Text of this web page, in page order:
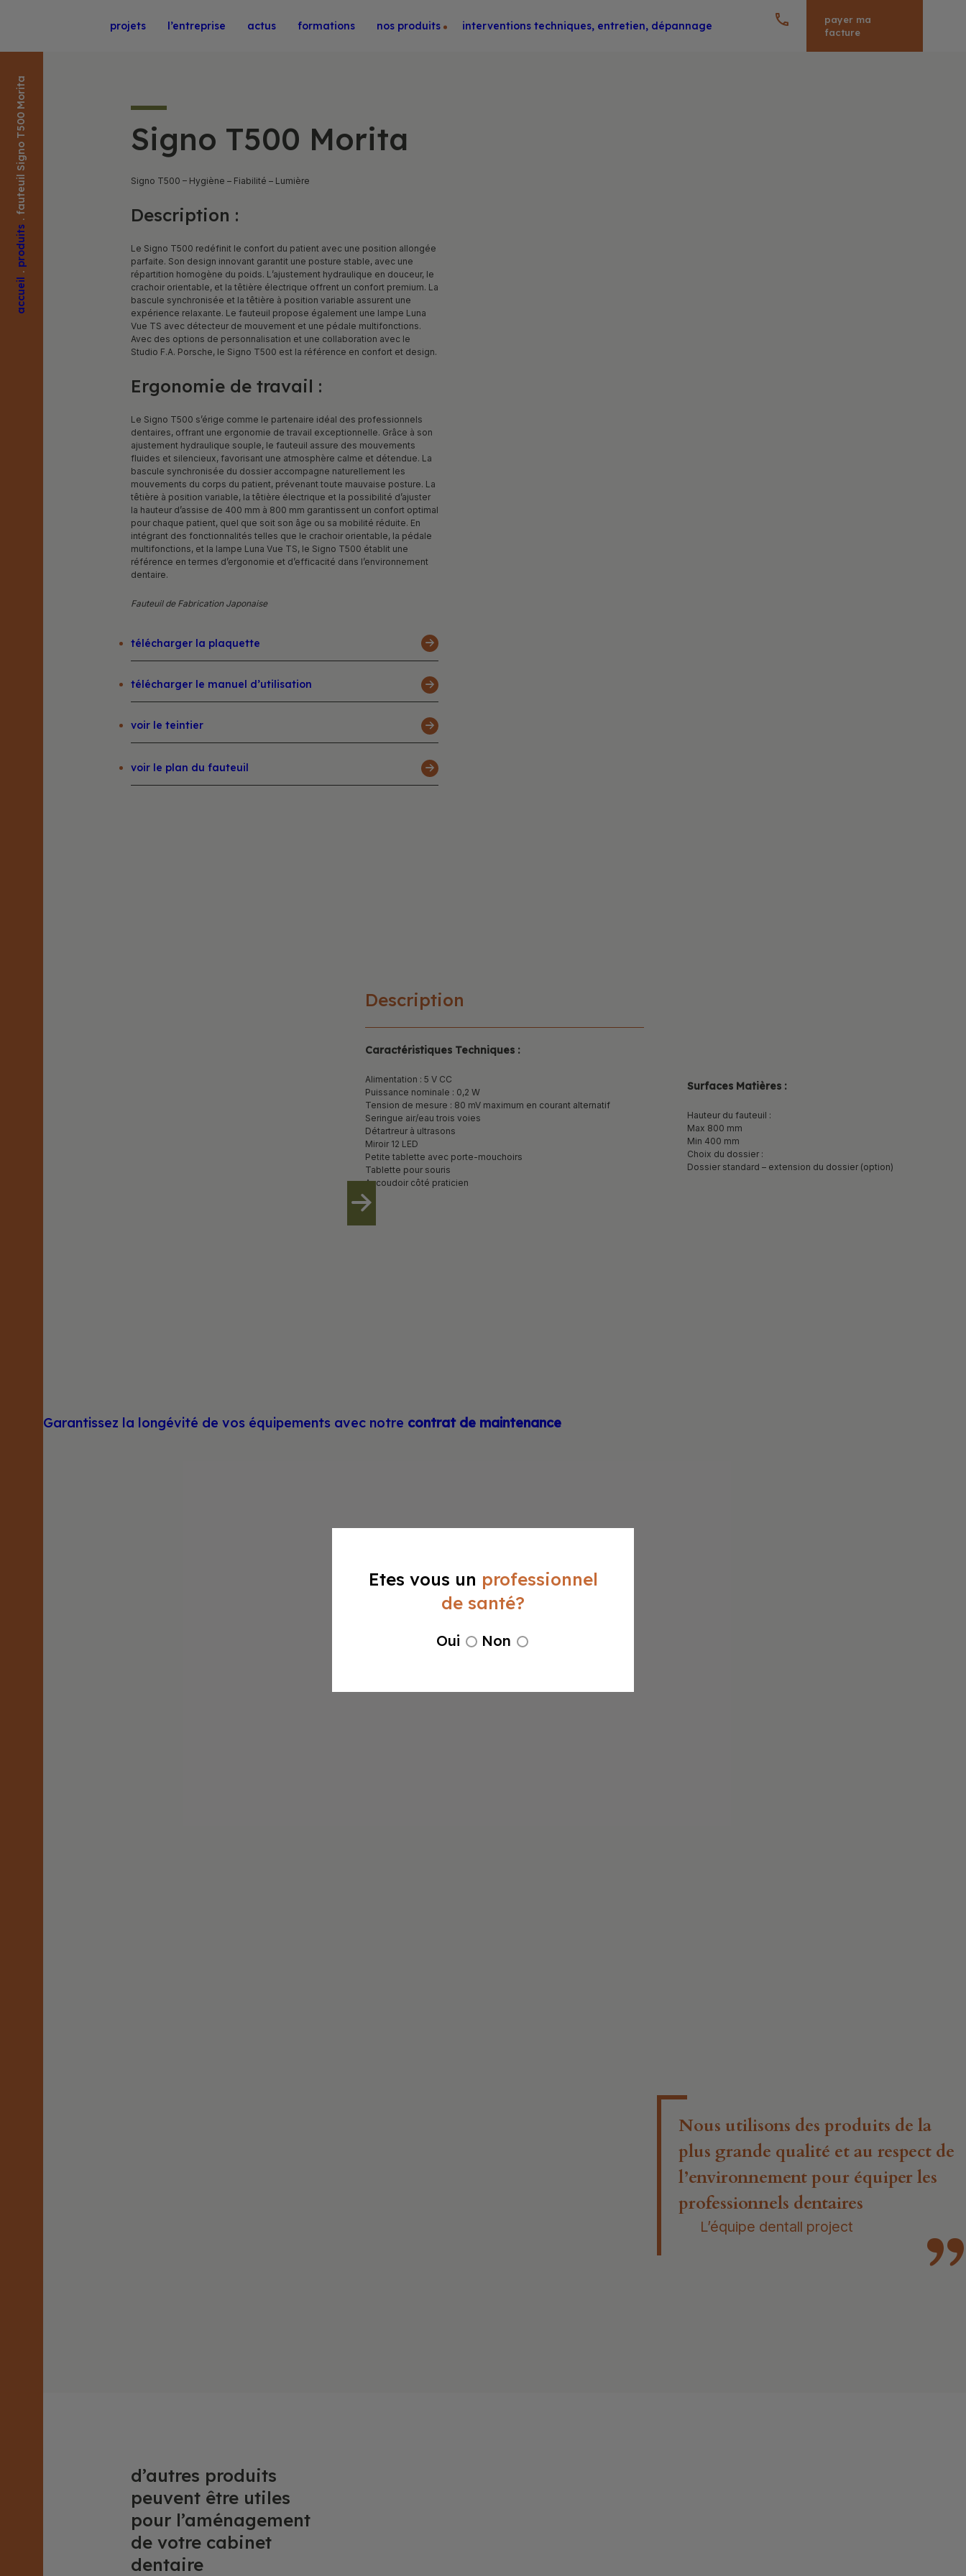
Projets L’entreprise Actus Formations Nos produits Interventions techniques, entretien, dépannage
payer ma
facture
A
c
c
u
e
i
l
.
P
r
o
d
u
i
t
s
.
F
a
u
t
e
u
i
l
S
i
g
n
o
T
5
0
0
M
o
r
i
t
a Signo T500 Morita
Signo T500 – Hygiène – Fiabilité – Lumière
Description :
Le Signo T500 redéfinit le confort du patient avec une position allongée
parfaite. Son design innovant garantit une posture stable, avec une
répartition homogène du poids. L’ajustement hydraulique en douceur, le
crachoir orientable, et la têtière électrique offrent un confort premium. La
bascule synchronisée et la têtière à position variable assurent une
expérience relaxante. Le fauteuil propose également une lampe Luna
Vue TS avec détecteur de mouvement et une pédale multifonctions.
Avec des options de personnalisation et une collaboration avec le
Studio F.A. Porsche, le Signo T500 est la référence en confort et design.
Ergonomie de travail :
Le Signo T500 s’érige comme le partenaire idéal des professionnels
dentaires, offrant une ergonomie de travail exceptionnelle. Grâce à son
ajustement hydraulique souple, le fauteuil assure des mouvements
fluides et silencieux, favorisant une atmosphère calme et détendue. La
bascule synchronisée du dossier accompagne naturellement les
mouvements du corps du patient, prévenant toute mauvaise posture. La
têtière à position variable, la têtière électrique et la possibilité d’ajuster
la hauteur d’assise de 400 mm à 800 mm garantissent un confort optimal
pour chaque patient, quel que soit son âge ou sa mobilité réduite. En
intégrant des fonctionnalités telles que le crachoir orientable, la pédale
multifonctions, et la lampe Luna Vue TS, le Signo T500 établit une
référence en termes d’ergonomie et d’efficacité dans l’environnement
dentaire.
Fauteuil de Fabrication Japonaise
télécharger la plaquette
télécharger le manuel d’utilisation
voir le teintier
voir le plan du fauteuil
Description
Caractéristiques Techniques :
Alimentation : 5 V CC
Puissance nominale : 0,2 W
Tension de mesure : 80 mV maximum en courant alternatif
Seringue air/eau trois voies
Détartreur à ultrasons
Miroir 12 LED
Petite tablette avec porte-mouchoirs
Tablette pour souris
Accoudoir côté praticien
Surfaces Matières :
Hauteur du fauteuil :
Max 800 mm
Min 400 mm
Choix du dossier :
Dossier standard – extension du dossier (option)
Garantissez la longévité de vos équipements avec notre contrat de maintenance
Nous utilisons des produits de la
plus grande qualité et au respect de
l’environnement pour équiper les
professionnels dentaires
L’équipe dentall project
d’autres produits
peuvent être utiles
pour l’aménagement
de votre cabinet
dentaire
Etes vous un professionnel
de santé?
Oui Non